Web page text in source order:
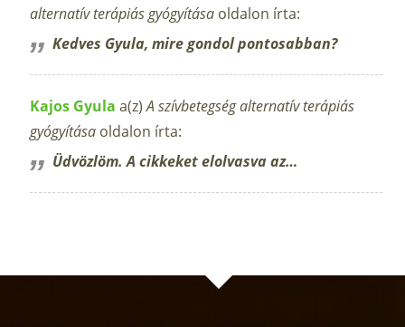
alternatív terápiás gyógyítása oldalon írta:
Kedves Gyula, mire gondol pontosabban?
Kajos Gyula a(z)A szívbetegség alternatív terápiás
gyógyítása oldalon írta:
Üdvözlöm. A cikkeket elolvasva az…